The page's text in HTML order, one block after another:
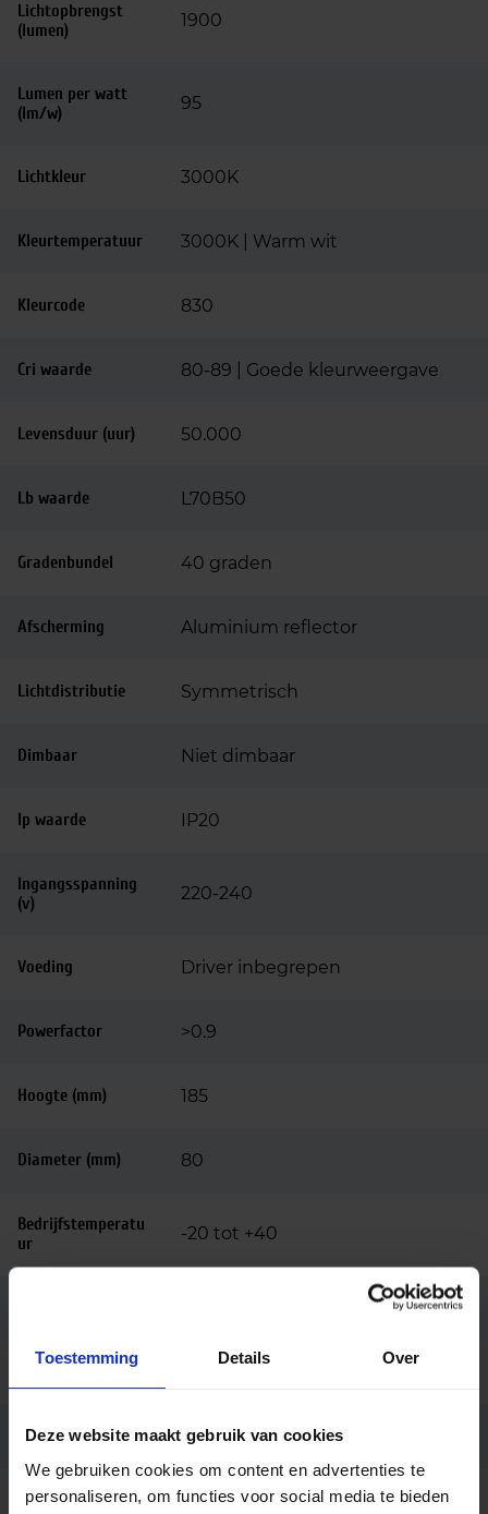
Toestemming Details Over
Deze website maakt gebruik van cookies
We gebruiken cookies om content en advertenties te
personaliseren, om functies voor social media te bieden
Lichtopbrengst
(lumen)
1900
Lumen per watt
(lm/w)
95
Lichtkleur 3000K
Kleurtemperatuur 3000K | Warm wit
Kleurcode 830
Cri waarde 80-89 | Goede kleurweergave
Levensduur (uur) 50.000
Lb waarde L70B50
Gradenbundel 40 graden
Afscherming Aluminium reflector
Lichtdistributie Symmetrisch
Dimbaar Niet dimbaar
Ip waarde IP20
Ingangsspanning
(v)
220-240
Voeding Driver inbegrepen
Powerfactor >0.9
Hoogte (mm) 185
Diameter (mm) 80
Bedrijfstemperatu
ur
-20 tot +40
Montage 3-fase rail
Aansluiting 3-fase railadapter